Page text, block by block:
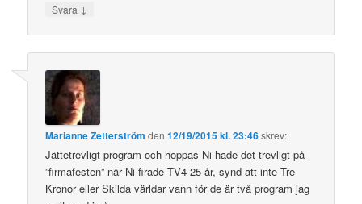
Svara ↓
Marianne Zetterström den12/19/2015 kl. 23:46skrev:
Jättetrevligt program och hoppas Ni hade det trevligt på
”firmafesten” när Ni firade TV4 25 år, synd att inte Tre
Kronor eller Skilda världar vann för de är två program jag